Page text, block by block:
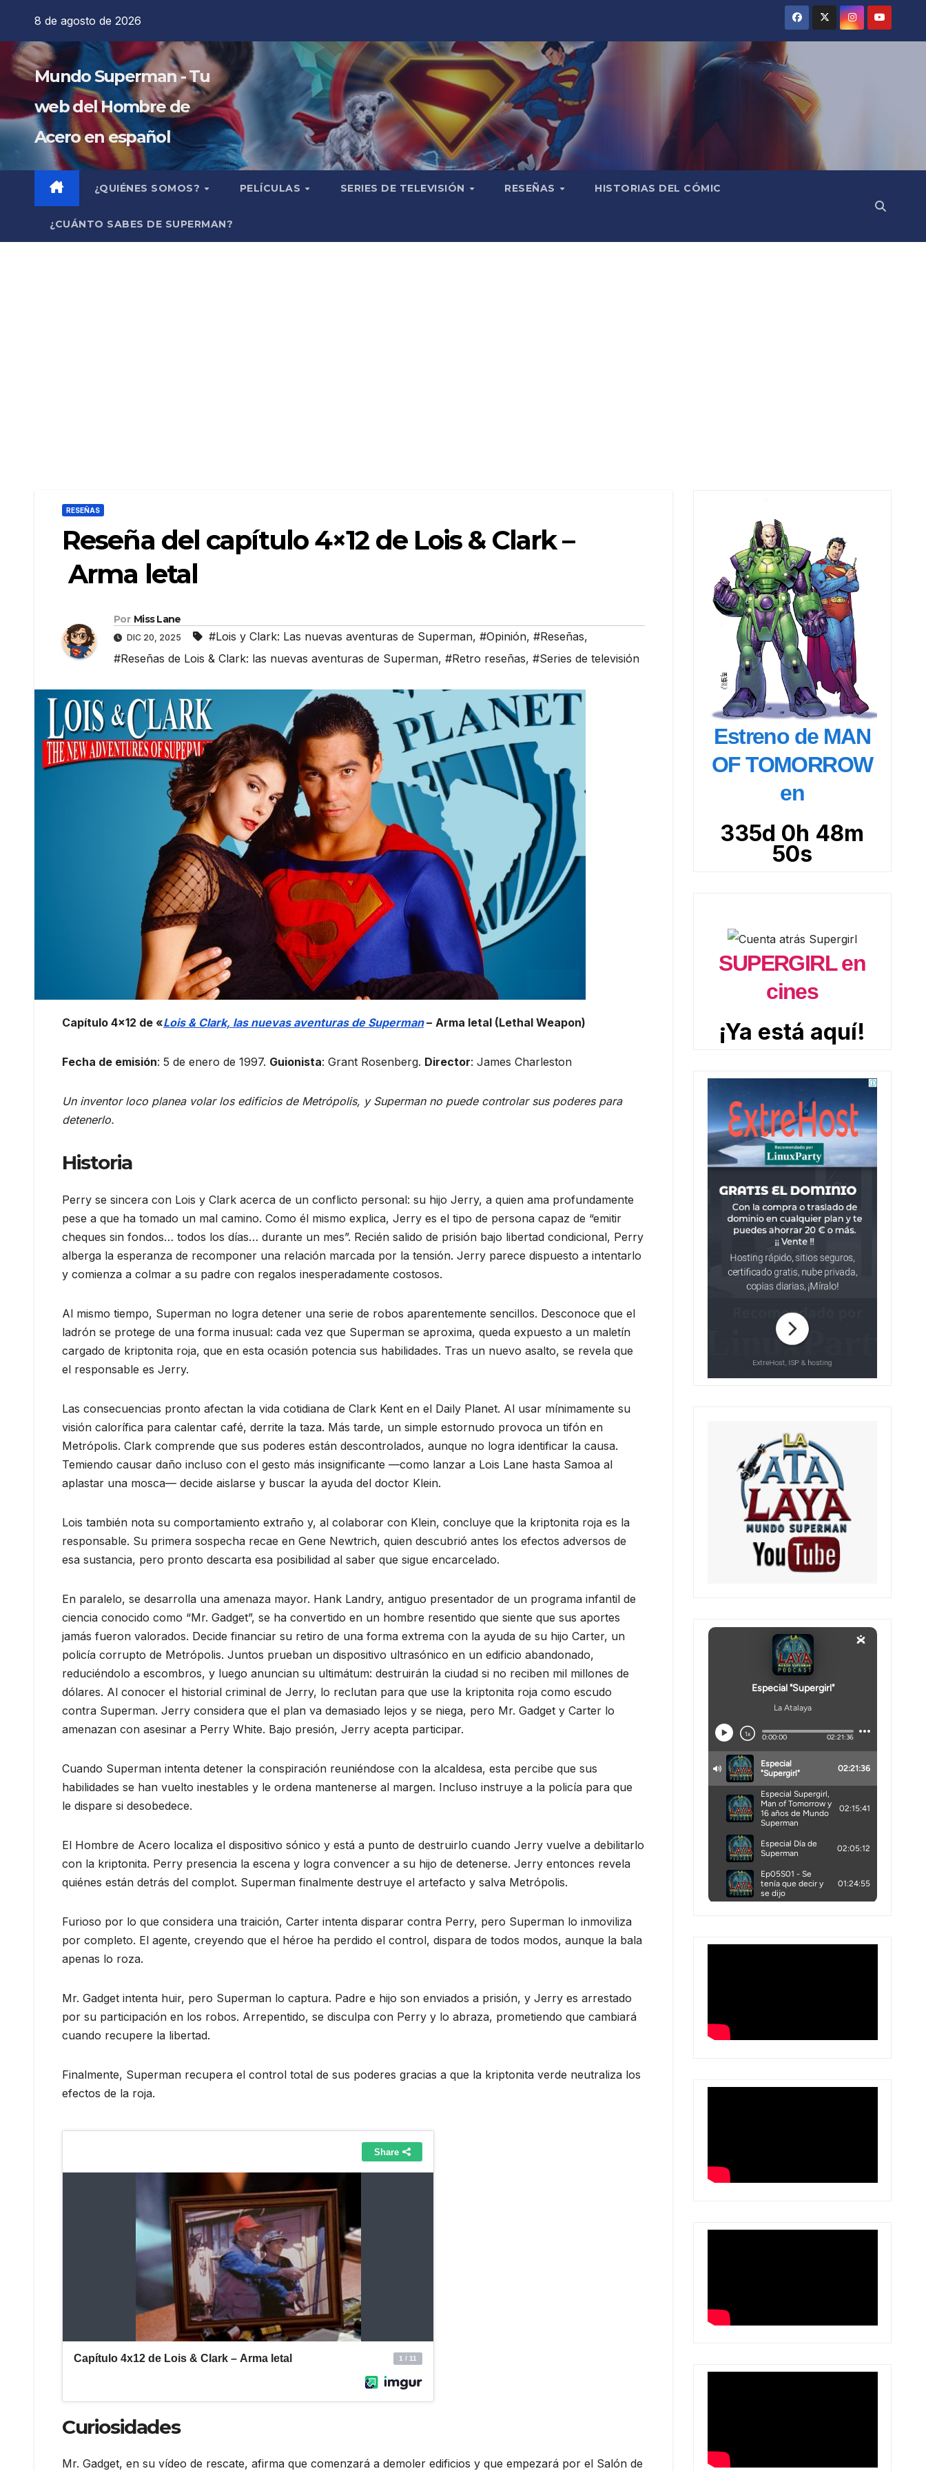
contenido
8 de agosto de 2026
Mundo Superman - Tu
web del Hombre de
Acero en español
¿QUIÉNES SOMOS? PELÍCULAS SERIES DE TELEVISIÓN RESEÑAS HISTORIAS DEL CÓMIC
¿CUÁNTO SABES DE SUPERMAN?
RESEÑAS
Reseña del capítulo 4×12 de Lois & Clark –
Arma letal
Por Miss Lane
DIC 20, 2025 #Lois y Clark: Las nuevas aventuras de Superman, #Opinión, #Reseñas,
#Reseñas de Lois & Clark: las nuevas aventuras de Superman, #Retro reseñas, #Series de televisión
Capítulo 4×12 de «Lois & Clark, las nuevas aventuras de Superman– Arma letal (Lethal Weapon)
Fecha de emisión: 5 de enero de 1997. Guionista: Grant Rosenberg. Director: James Charleston
Un inventor loco planea volar los edificios de Metrópolis, y Superman no puede controlar sus poderes para
detenerlo.
Historia
Perry se sincera con Lois y Clark acerca de un conflicto personal: su hijo Jerry, a quien ama profundamente
pese a que ha tomado un mal camino. Como él mismo explica, Jerry es el tipo de persona capaz de “emitir
cheques sin fondos… todos los días… durante un mes”. Recién salido de prisión bajo libertad condicional, Perry
alberga la esperanza de recomponer una relación marcada por la tensión. Jerry parece dispuesto a intentarlo
y comienza a colmar a su padre con regalos inesperadamente costosos.
Al mismo tiempo, Superman no logra detener una serie de robos aparentemente sencillos. Desconoce que el
ladrón se protege de una forma inusual: cada vez que Superman se aproxima, queda expuesto a un maletín
cargado de kriptonita roja, que en esta ocasión potencia sus habilidades. Tras un nuevo asalto, se revela que
el responsable es Jerry.
Las consecuencias pronto afectan la vida cotidiana de Clark Kent en el Daily Planet. Al usar mínimamente su
visión calorífica para calentar café, derrite la taza. Más tarde, un simple estornudo provoca un tifón en
Metrópolis. Clark comprende que sus poderes están descontrolados, aunque no logra identificar la causa.
Temiendo causar daño incluso con el gesto más insignificante —como lanzar a Lois Lane hasta Samoa al
aplastar una mosca— decide aislarse y buscar la ayuda del doctor Klein.
Lois también nota su comportamiento extraño y, al colaborar con Klein, concluye que la kriptonita roja es la
responsable. Su primera sospecha recae en Gene Newtrich, quien descubrió antes los efectos adversos de
esa sustancia, pero pronto descarta esa posibilidad al saber que sigue encarcelado.
En paralelo, se desarrolla una amenaza mayor. Hank Landry, antiguo presentador de un programa infantil de
ciencia conocido como “Mr. Gadget”, se ha convertido en un hombre resentido que siente que sus aportes
jamás fueron valorados. Decide financiar su retiro de una forma extrema con la ayuda de su hijo Carter, un
policía corrupto de Metrópolis. Juntos prueban un dispositivo ultrasónico en un edificio abandonado,
reduciéndolo a escombros, y luego anuncian su ultimátum: destruirán la ciudad si no reciben mil millones de
dólares. Al conocer el historial criminal de Jerry, lo reclutan para que use la kriptonita roja como escudo
contra Superman. Jerry considera que el plan va demasiado lejos y se niega, pero Mr. Gadget y Carter lo
amenazan con asesinar a Perry White. Bajo presión, Jerry acepta participar.
Cuando Superman intenta detener la conspiración reuniéndose con la alcaldesa, esta percibe que sus
habilidades se han vuelto inestables y le ordena mantenerse al margen. Incluso instruye a la policía para que
le dispare si desobedece.
El Hombre de Acero localiza el dispositivo sónico y está a punto de destruirlo cuando Jerry vuelve a debilitarlo
con la kriptonita. Perry presencia la escena y logra convencer a su hijo de detenerse. Jerry entonces revela
quiénes están detrás del complot. Superman finalmente destruye el artefacto y salva Metrópolis.
Furioso por lo que considera una traición, Carter intenta disparar contra Perry, pero Superman lo inmoviliza
por completo. El agente, creyendo que el héroe ha perdido el control, dispara de todos modos, aunque la bala
apenas lo roza.
Mr. Gadget intenta huir, pero Superman lo captura. Padre e hijo son enviados a prisión, y Jerry es arrestado
por su participación en los robos. Arrepentido, se disculpa con Perry y lo abraza, prometiendo que cambiará
cuando recupere la libertad.
Finalmente, Superman recupera el control total de sus poderes gracias a que la kriptonita verde neutraliza los
efectos de la roja.
Curiosidades
Mr. Gadget, en su vídeo de rescate, afirma que comenzará a demoler edificios y que empezará por el Salón de
Estreno de MAN
OF TOMORROW
en
335d 0h 48m
48s
SUPERGIRL en
cines
¡Ya está aquí!